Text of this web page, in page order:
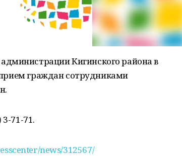
администрации Кигинского района в
граждан сотрудниками
71-71.
news/312567/